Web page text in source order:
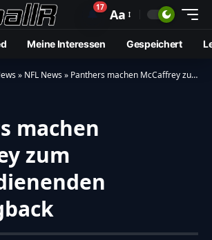
🔔17 Aa
Meine Interessen Gespeichert
» NFL News» Panthers machen McCaffrey zum bestverdienenden Runningback
machen
zum